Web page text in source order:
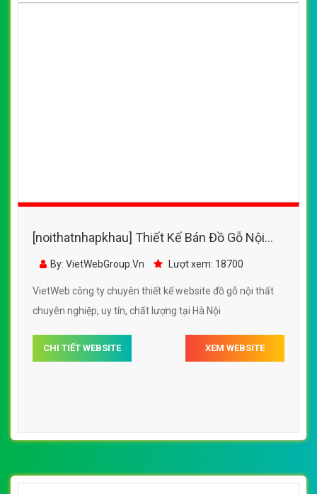
[noithatnhapkhau] Thiết Kế Bán Đồ Gỗ Nội
Thất Thạch Thất đẹp SEO tốt
By: VietWebGroup.Vn Lượt xem: 18700
VietWeb công ty chuyên thiết kế website đồ gỗ nội thất
chuyên nghiệp, uy tín, chất lượng tại Hà Nội
CHI TIẾT WEBSITE XEM WEBSITE